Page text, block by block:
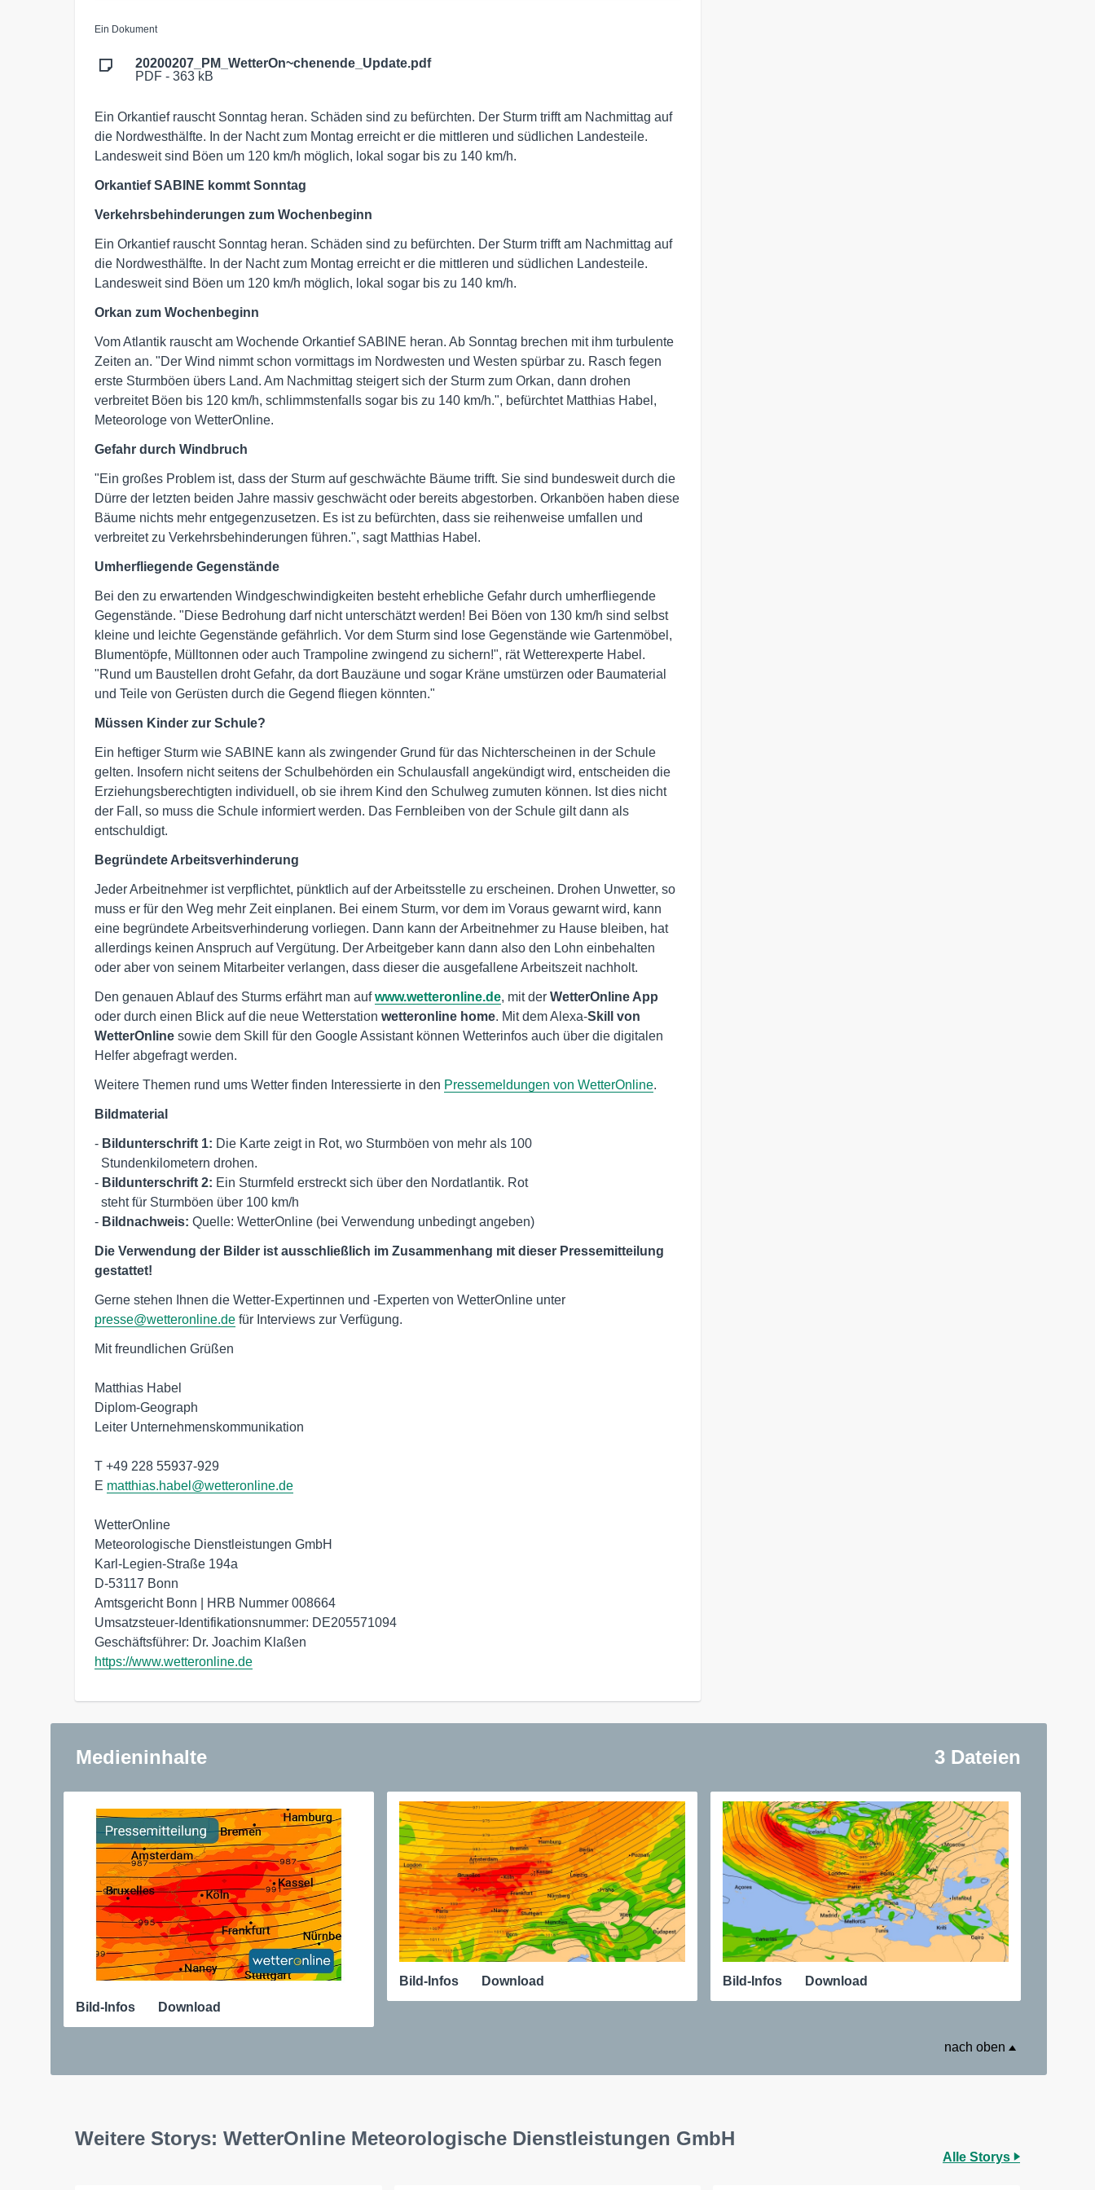
Ein Dokument
20200207_PM_WetterOn~chenende_Update.pdf
PDF - 363 kB
Ein Orkantief rauscht Sonntag heran. Schäden sind zu befürchten. Der Sturm trifft am Nachmittag auf
die Nordwesthälfte. In der Nacht zum Montag erreicht er die mittleren und südlichen Landesteile.
Landesweit sind Böen um 120 km/h möglich, lokal sogar bis zu 140 km/h.
Orkantief SABINE kommt Sonntag
Verkehrsbehinderungen zum Wochenbeginn
Ein Orkantief rauscht Sonntag heran. Schäden sind zu befürchten. Der Sturm trifft am Nachmittag auf
die Nordwesthälfte. In der Nacht zum Montag erreicht er die mittleren und südlichen Landesteile.
Landesweit sind Böen um 120 km/h möglich, lokal sogar bis zu 140 km/h.
Orkan zum Wochenbeginn
Vom Atlantik rauscht am Wochende Orkantief SABINE heran. Ab Sonntag brechen mit ihm turbulente
Zeiten an. "Der Wind nimmt schon vormittags im Nordwesten und Westen spürbar zu. Rasch fegen
erste Sturmböen übers Land. Am Nachmittag steigert sich der Sturm zum Orkan, dann drohen
verbreitet Böen bis 120 km/h, schlimmstenfalls sogar bis zu 140 km/h.", befürchtet Matthias Habel,
Meteorologe von WetterOnline.
Gefahr durch Windbruch
"Ein großes Problem ist, dass der Sturm auf geschwächte Bäume trifft. Sie sind bundesweit durch die
Dürre der letzten beiden Jahre massiv geschwächt oder bereits abgestorben. Orkanböen haben diese
Bäume nichts mehr entgegenzusetzen. Es ist zu befürchten, dass sie reihenweise umfallen und
verbreitet zu Verkehrsbehinderungen führen.", sagt Matthias Habel.
Umherfliegende Gegenstände
Bei den zu erwartenden Windgeschwindigkeiten besteht erhebliche Gefahr durch umherfliegende
Gegenstände. "Diese Bedrohung darf nicht unterschätzt werden! Bei Böen von 130 km/h sind selbst
kleine und leichte Gegenstände gefährlich. Vor dem Sturm sind lose Gegenstände wie Gartenmöbel,
Blumentöpfe, Mülltonnen oder auch Trampoline zwingend zu sichern!", rät Wetterexperte Habel.
"Rund um Baustellen droht Gefahr, da dort Bauzäune und sogar Kräne umstürzen oder Baumaterial
und Teile von Gerüsten durch die Gegend fliegen könnten."
Müssen Kinder zur Schule?
Ein heftiger Sturm wie SABINE kann als zwingender Grund für das Nichterscheinen in der Schule
gelten. Insofern nicht seitens der Schulbehörden ein Schulausfall angekündigt wird, entscheiden die
Erziehungsberechtigten individuell, ob sie ihrem Kind den Schulweg zumuten können. Ist dies nicht
der Fall, so muss die Schule informiert werden. Das Fernbleiben von der Schule gilt dann als
entschuldigt.
Begründete Arbeitsverhinderung
Jeder Arbeitnehmer ist verpflichtet, pünktlich auf der Arbeitsstelle zu erscheinen. Drohen Unwetter, so
muss er für den Weg mehr Zeit einplanen. Bei einem Sturm, vor dem im Voraus gewarnt wird, kann
eine begründete Arbeitsverhinderung vorliegen. Dann kann der Arbeitnehmer zu Hause bleiben, hat
allerdings keinen Anspruch auf Vergütung. Der Arbeitgeber kann dann also den Lohn einbehalten
oder aber von seinem Mitarbeiter verlangen, dass dieser die ausgefallene Arbeitszeit nachholt.
Den genauen Ablauf des Sturms erfährt man aufwww.wetteronline.de, mit der WetterOnline App
oder durch einen Blick auf die neue Wetterstation wetteronline home. Mit dem Alexa-Skill von
WetterOnline sowie dem Skill für den Google Assistant können Wetterinfos auch über die digitalen
Helfer abgefragt werden.
Weitere Themen rund ums Wetter finden Interessierte in den Pressemeldungen von WetterOnline.
Bildmaterial
- Bildunterschrift 1: Die Karte zeigt in Rot, wo Sturmböen von mehr als 100
- Bildunterschrift 2: Ein Sturmfeld erstreckt sich über den Nordatlantik. Rot
- Bildnachweis: Quelle: WetterOnline (bei Verwendung unbedingt angeben)
Die Verwendung der Bilder ist ausschließlich im Zusammenhang mit dieser Pressemitteilung
gestattet!
Gerne stehen Ihnen die Wetter-Expertinnen und -Experten von WetterOnline unter
presse@wetteronline.de für Interviews zur Verfügung.
Mit freundlichen Grüßen
Matthias Habel
Diplom-Geograph
Leiter Unternehmenskommunikation
T +49 228 55937-929
E matthias.habel@wetteronline.de
WetterOnline
Meteorologische Dienstleistungen GmbH
Karl-Legien-Straße 194a
D-53117 Bonn
Amtsgericht Bonn | HRB Nummer 008664
Umsatzsteuer-Identifikationsnummer: DE205571094
https://www.wetteronline.de
Medieninhalte 3 Dateien
Bild-Infos Download
Bild-Infos Download Bild-Infos Download
nach oben
Weitere Storys: WetterOnline Meteorologische Dienstleistungen GmbH
Alle Storys